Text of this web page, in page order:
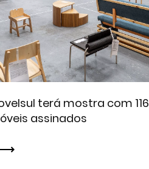
terá mostra com 116
assinados